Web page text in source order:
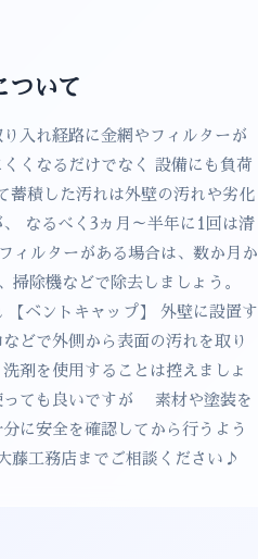
ついて
入れ経路に金網やフィルターが
くなるだけでなく 設備にも負荷
蓄積した汚れは外壁の汚れや劣化
なるべく3ヵ月～半年に1回は清
ィルターがある場合は、数か月か
除機などで除去しましょう。
ベントキャップ】 外壁に設置す
どで外側から表面の汚れを取り
剤を使用することは控えましょ
っても良いですが 素材や塗装を
に安全を確認してから行うよう
藤工務店までご相談ください♪